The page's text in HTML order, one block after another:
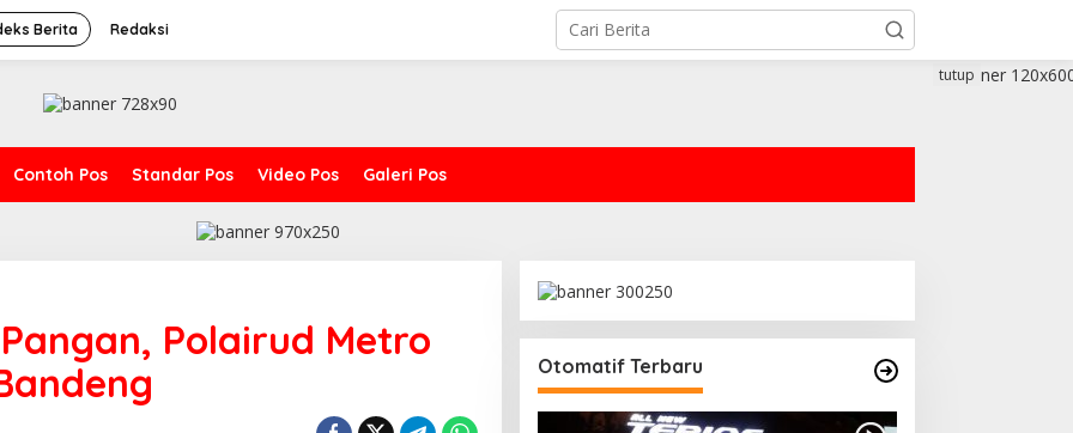
Berita Redaksi
Contoh Pos Standar Pos Video Pos Galeri Pos
tutup
Polairud Metro
Otomatif Terbaru